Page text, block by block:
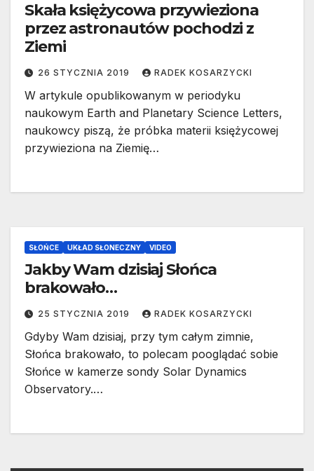
Skała księżycowa przywieziona
przez astronautów pochodzi z
Ziemi
26 STYCZNIA 2019 RADEK KOSARZYCKI
W artykule opublikowanym w periodyku
naukowym Earth and Planetary Science Letters,
naukowcy piszą, że próbka materii księżycowej
przywieziona na Ziemię…
SŁOŃCE UKŁAD SŁONECZNY VIDEO
Jakby Wam dzisiaj Słońca
brakowało…
25 STYCZNIA 2019 RADEK KOSARZYCKI
Gdyby Wam dzisiaj, przy tym całym zimnie,
Słońca brakowało, to polecam pooglądać sobie
Słońce w kamerze sondy Solar Dynamics
Observatory.…